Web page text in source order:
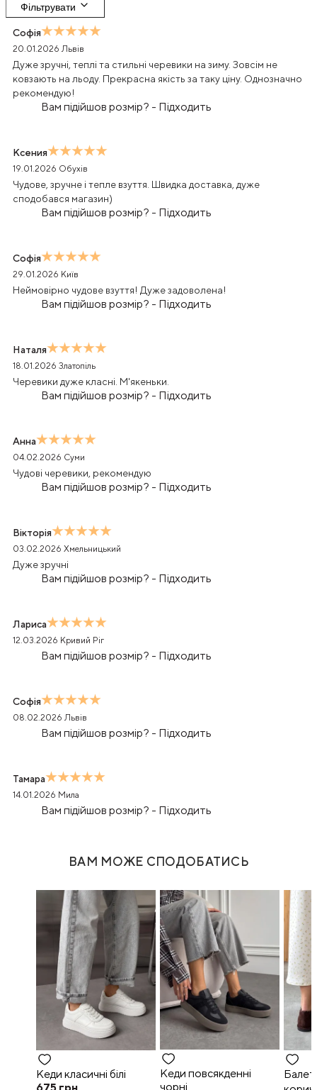
Фільтрувати
Софія
20.01.2026 Львів
Дуже зручні, теплі та стильні черевики на зиму. Зовсім не
ковзають на льоду. Прекрасна якість за таку ціну. Однозначно
рекомендую!
Вам підійшов розмір? - Підходить
Ксения
19.01.2026 Обухів
Чудове, зручне і тепле взуття. Швидка доставка, дуже
сподобався магазин)
Вам підійшов розмір? - Підходить
Софія
29.01.2026 Київ
Неймовірно чудове взуття! Дуже задоволена!
Вам підійшов розмір? - Підходить
Наталя
18.01.2026 Златопіль
Черевики дуже класні. М'якеньки.
Вам підійшов розмір? - Підходить
Анна
04.02.2026 Суми
Чудові черевики, рекомендую
Вам підійшов розмір? - Підходить
Вікторія
03.02.2026 Хмельницький
Дуже зручні
Вам підійшов розмір? - Підходить
Лариса
12.03.2026 Кривий Ріг
Вам підійшов розмір? - Підходить
Софія
08.02.2026 Львів
Вам підійшов розмір? - Підходить
Тамара
14.01.2026 Мила
Вам підійшов розмір? - Підходить
ВАМ МОЖЕ СПОДОБАТИСЬ
Кеди класичні білі
Кеди повсякденні
чорні